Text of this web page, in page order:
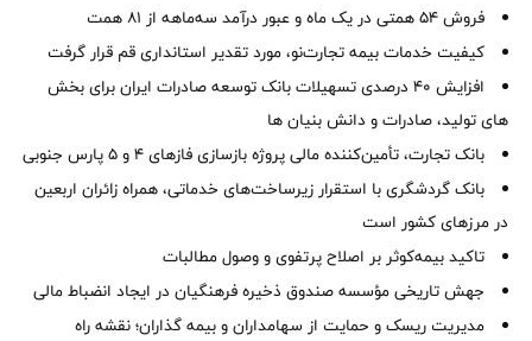
فروش 54 همتی در یک ماه و عبور درآمد سه‌ماهه از 81 همت
کیفیت خدمات بیمه تجارت‌نو، مورد تقدیر استانداری قم قرار گرفت
افزایش 40 درصدی تسهیلات بانک توسعه صادرات ایران برای بخش
های تولید، صادرات و دانش بنیان ها
بانک تجارت، تأمین‌کننده مالی پروژه بازسازی فازهای ۴ و ۵ پارس جنوبی
بانک گردشگری با استقرار زیرساخت‌های خدماتی، همراه زائران اربعین
در مرزهای کشور است
تاکید بیمه‌کوثر بر اصلاح پرتفوی و وصول مطالبات ‌
جهش تاریخی مؤسسه صندوق ذخیره فرهنگیان در ایجاد انضباط مالی
مدیریت ریسک و حمایت از سهامداران و بیمه گذاران؛ نقشه راه